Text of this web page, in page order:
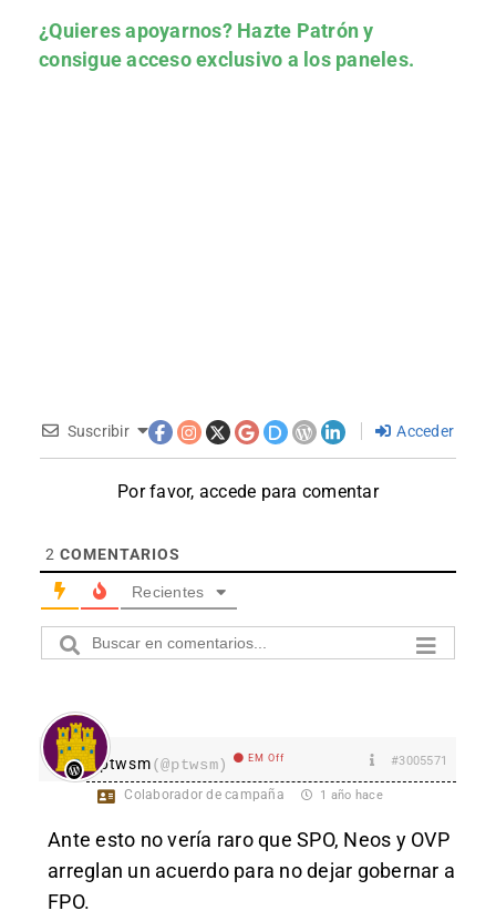
¿Quieres apoyarnos? Hazte Patróny
consigue acceso exclusivo a los paneles.
Suscribir Acceder
Por favor, accede para comentar
2 COMENTARIOS
Recientes
ptwsm(@ptwsm) EM Off #3005571
Colaborador de campaña 1 año hace
Ante esto no vería raro que SPO, Neos y OVP
arreglan un acuerdo para no dejar gobernar a
FPO.